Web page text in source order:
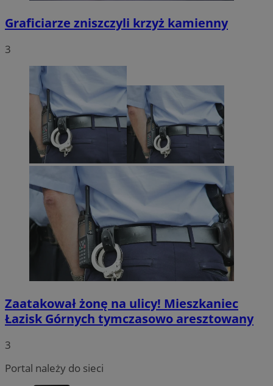
Graficiarze zniszczyli krzyż kamienny
3
Zaatakował żonę na ulicy! Mieszkaniec
Łazisk Górnych tymczasowo aresztowany
3
Portal należy do sieci